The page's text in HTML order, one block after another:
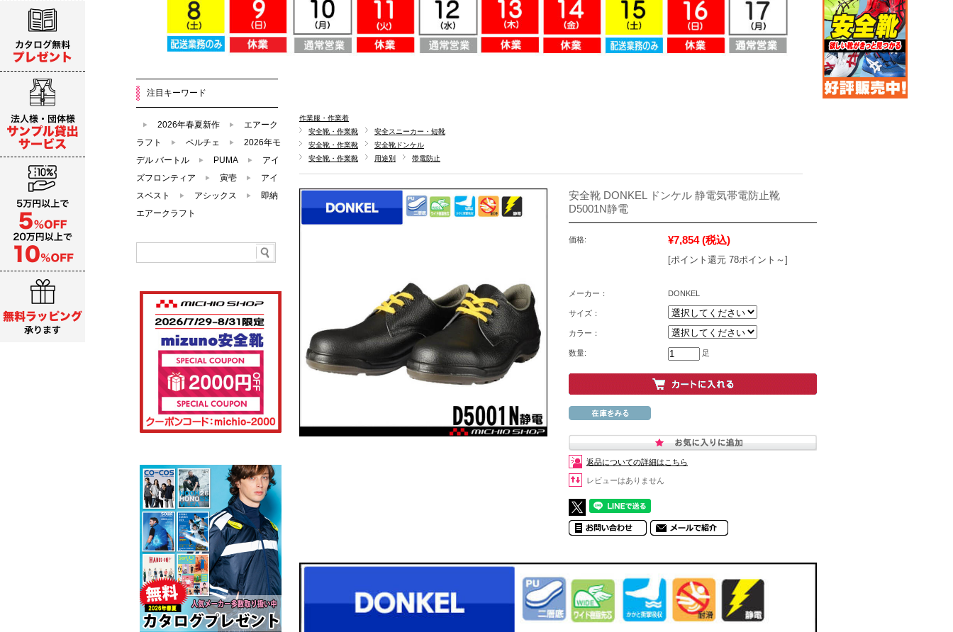
作業服・作業着
安全靴・作業靴
安全スニーカー・短靴
安全靴・作業靴
安全靴ドンケル
安全靴・作業靴
用途別 帯電防止
安全靴 DONKEL ドンケル 静電気帯電防止靴
D5001N静電
価格: ¥7,854 (税込)
[ポイント還元 78ポイント～]
メーカー： DONKEL
サイズ：
カラー：
数量: 足
返品についての詳細はこちら
レビューはありません
注目キーワード
2026年春夏新作
エアーク
ラフト
ペルチェ
2026年モ
デル バートル
PUMA
アイ
ズフロンティア
寅壱
アイ
スベスト
アシックス
即納
エアークラフト